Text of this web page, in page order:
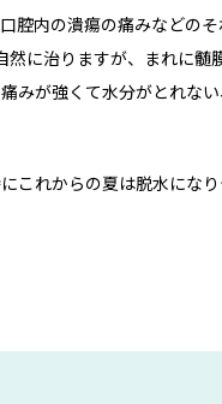
腔内の潰瘍の痛みなどの
に治りますが、まれに
みが強くて水分がとれな
これからの夏は脱水にな